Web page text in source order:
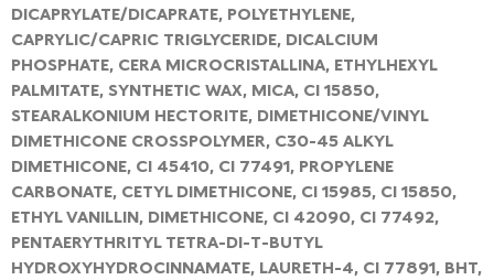
DICAPRYLATE/DICAPRATE, POLYETHYLENE,
CAPRYLIC/CAPRIC TRIGLYCERIDE, DICALCIUM
PHOSPHATE, CERA MICROCRISTALLINA, ETHYLHEXYL
PALMITATE, SYNTHETIC WAX, MICA, CI 15850,
STEARALKONIUM HECTORITE, DIMETHICONE/VINYL
DIMETHICONE CROSSPOLYMER, C30-45 ALKYL
DIMETHICONE, CI 45410, CI 77491, PROPYLENE
CARBONATE, CETYL DIMETHICONE, CI 15985, CI 15850,
ETHYL VANILLIN, DIMETHICONE, CI 42090, CI 77492,
PENTAERYTHRITYL TETRA-DI-T-BUTYL
HYDROXYHYDROCINNAMATE, LAURETH-4, CI 77891, BHT,